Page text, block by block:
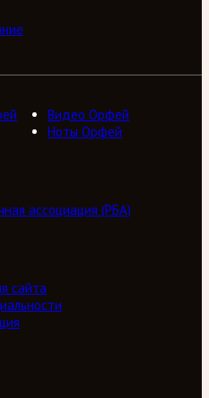
Видео Орфей
Ноты Орфей
ассоциация (РБА)
сайта